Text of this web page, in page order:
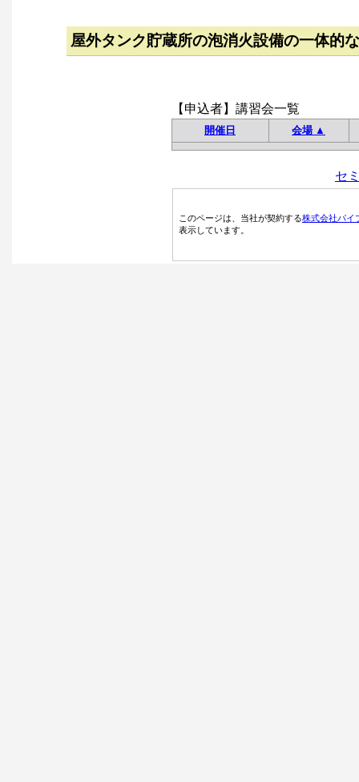
屋外タンク貯蔵所の泡消火設備の一体的
【申込者】講習会一覧
開催日 会場 ▲
セ
このページは、当社が契約する株式会社パイ
表示しています。